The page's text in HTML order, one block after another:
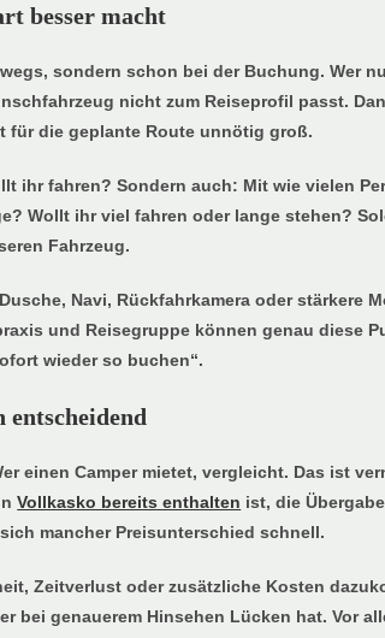
besser macht
sondern schon bei der Buchung. Wer
nicht zum Reiseprofil passt.
für die geplante Route unnötig groß.
ihr fahren? Sondern auch: Mit wie vielen
Wollt ihr viel fahren oder lange stehen?
Fahrzeug.
Navi, Rückfahrkamera oder stärkere
und Reisegruppe können genau diese
wieder so buchen“.
einen Camper mietet, vergleicht. Das ist
Vollkasko bereits enthalten ist, die
mancher Preisunterschied schnell.
Zeitverlust oder zusätzliche Kosten
bei genauerem Hinsehen Lücken hat. Vor